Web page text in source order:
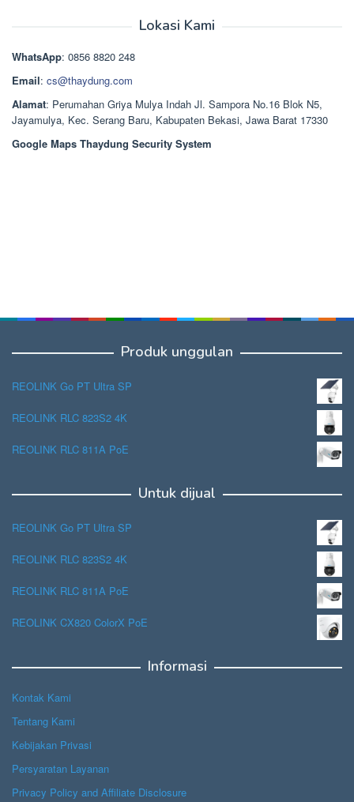
Rp1.378.000.
Lokasi Kami
WhatsApp: 0856 8820 248
Email: cs@thaydung.com
Alamat: Perumahan Griya Mulya Indah Jl. Sampora No.16 Blok N5,
Jayamulya, Kec. Serang Baru, Kabupaten Bekasi, Jawa Barat 17330
Google Maps Thaydung Security System
Produk unggulan
REOLINK Go PT Ultra SP
REOLINK RLC 823S2 4K
REOLINK RLC 811A PoE
Untuk dijual
REOLINK Go PT Ultra SP
REOLINK RLC 823S2 4K
REOLINK RLC 811A PoE
REOLINK CX820 ColorX PoE
Informasi
Kontak Kami
Tentang Kami
Kebijakan Privasi
Persyaratan Layanan
Privacy Policy and Affiliate Disclosure